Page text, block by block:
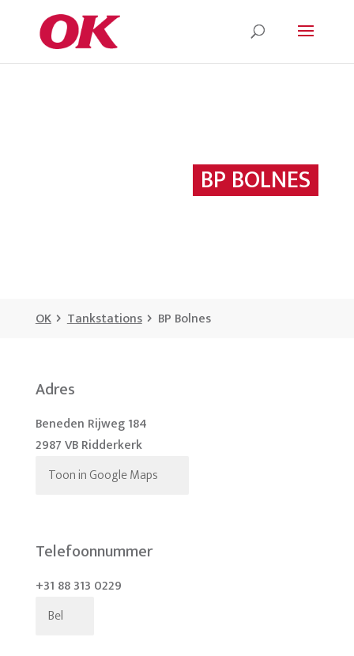
BP BOLNES
OK Tankstations BP Bolnes
Adres
Beneden Rijweg 184
2987 VB Ridderkerk
Toon in Google Maps
Telefoonnummer
+31 88 313 0229
Bel